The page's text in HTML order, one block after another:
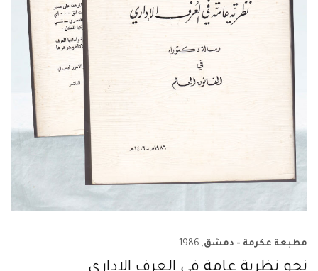
مطبعة عكرمة - دمشق, 1986